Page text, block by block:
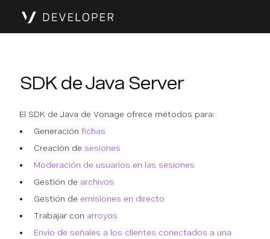
SDK de Java Server
El SDK de Java de Vonage ofrece métodos para:
Generación fichas
Creación de sesiones
Moderación de usuarios en las sesiones
Gestión de archivos
Gestión de emisiones en directo
Trabajar con arroyos
Envío de señales a los clientes conectados a una